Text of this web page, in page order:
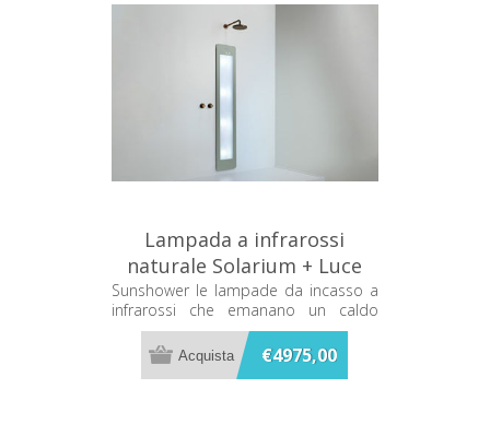
Lampada a infrarossi
naturale Solarium + Luce
UV Grigia Sunshower Plus L
L0600-L0103
Sunshower le lampade da incasso a
infrarossi che emanano un caldo
terapeutico mentre ti fai la doccia
€4975,00